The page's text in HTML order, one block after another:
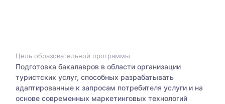
Цель образовательной программы
Подготовка бакалавров в области организации
туристских услуг, способных разрабатывать
адаптированные к запросам потребителя услуги и на
основе современных маркетинговых технологий